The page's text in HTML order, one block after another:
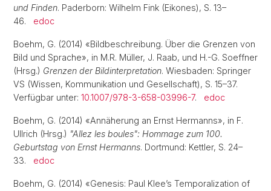
und Finden. Paderborn: Wilhelm Fink (Eikones), S. 13–
46. edoc
Boehm, G. (2014) «Bildbeschreibung. Über die Grenzen von
Bild und Sprache», in M.R. Müller, J. Raab, und H.-G. Soeffner
(Hrsg.) Grenzen der Bildinterpretation. Wiesbaden: Springer
VS (Wissen, Kommunikation und Gesellschaft), S. 15–37.
Verfügbar unter: 10.1007/978-3-658-03996-7. edoc
Boehm, G. (2014) «Annäherung an Ernst Hermanns», in F.
Ullrich (Hrsg.) "Allez les boules": Hommage zum 100.
Geburtstag von Ernst Hermanns. Dortmund: Kettler, S. 24–
33. edoc
Boehm, G. (2014) «Genesis: Paul Klee’s Temporalization of